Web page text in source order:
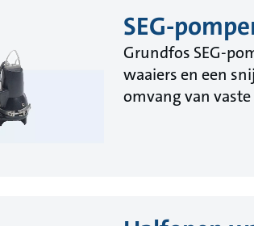
SEG-
Grundfos SEG-
waaiers en een
omvang van